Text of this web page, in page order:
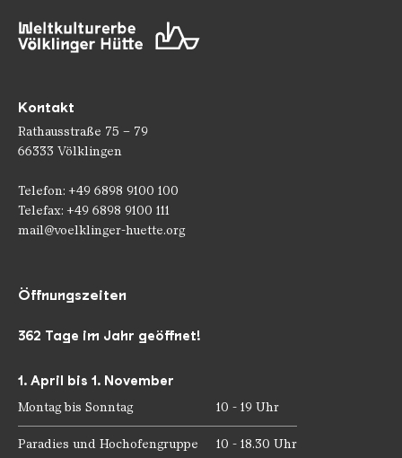
Kontakt
Rathausstraße 75 – 79
66333 Völklingen
Telefon: +49 6898 9100 100
Telefax: +49 6898 9100 111
mail@voelklinger-huette.org
Öffnungszeiten
362 Tage im Jahr geöffnet!
1. April bis 1. November
Montag bis Sonntag 10 - 19 Uhr
Paradies und Hochofengruppe 10 - 18.30 Uhr